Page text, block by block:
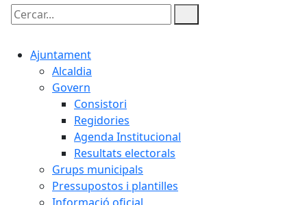
Cercar:
Ajuntament
Alcaldia
Govern
Consistori
Regidories
Agenda Institucional
Resultats electorals
Grups municipals
Pressupostos i plantilles